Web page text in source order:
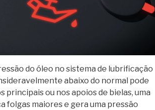
do óleo no sistema de lubrificação
abaixo do normal pode
principais ou nos apoios de bielas, uma
folgas maiores e gera uma pressão